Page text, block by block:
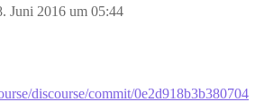
Juni 2016 um 05:44
discourse/commit/0e2d918b3b380704